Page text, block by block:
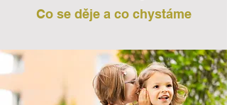
Co se děje a co chystáme